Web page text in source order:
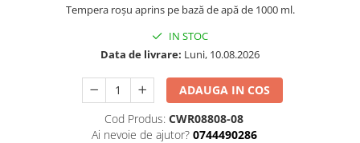
Jucării de sortare
Dezvoltare proprioceptiva
Dezvoltare vestibulara
Tempera roșu aprins pe bază de apă de 1000 ml.
IN STOC
Data de livrare: Luni, 10.08.2026
ADAUGA IN COS
Cod Produs: CWR08808-08
Ai nevoie de ajutor? 0744490286